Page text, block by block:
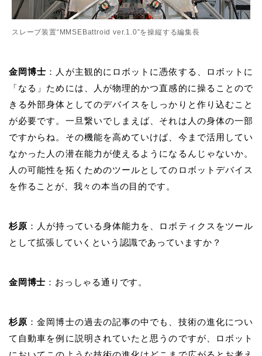
スレーブ装置“MMSEBattroid ver.1.0”を操縦する編集長
金岡博士 ： 人が主観的にロボットに憑依する、ロボットに
「なる」ためには、人が物理的かつ直感的に操ることので
きる外部身体としてのデバイスをしっかりと作り込むこと
が必要です。一旦繋いでしまえば、それは人の身体の一部
ですからね。その機能を高めていけば、今まで活用してい
なかった人の潜在能力が使えるようになるんじゃないか。
人の可能性を拓くためのツールとしてのロボットデバイス
を作ることが、我々の本当の目的です。
杉原 ：人が持っている身体能力を、ロボティクスをツール
として拡張していくという認識であっていますか？
金岡博士 ：おっしゃる通りです。
杉原 ：金岡博士の過去の記事の中でも、技術の進化につい
て自動車を例に説明されていたと思うのですが、ロボット